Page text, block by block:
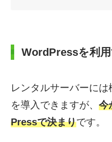
WordPressを利
レンタルサーバーに
を導入できますが、今
Pressで決まりです。